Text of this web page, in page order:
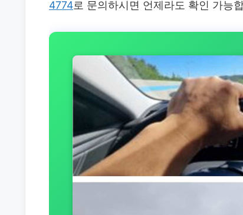
4774로 문의하시면 언제라도 확인 가능